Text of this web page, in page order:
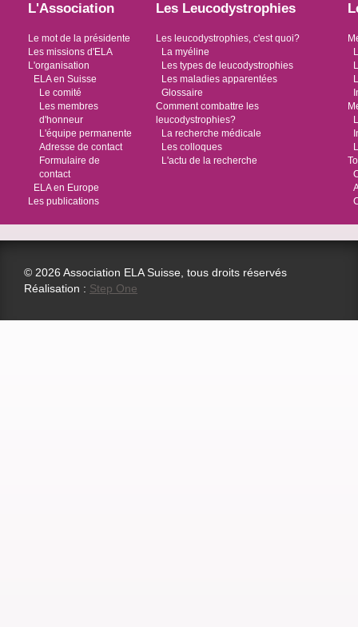
L'Association
Le mot de la présidente
Les missions d'ELA
L'organisation
ELA en Suisse
Le comité
Les membres
d'honneur
L'équipe permanente
Adresse de contact
Formulaire de
contact
ELA en Europe
Les publications
Les Leucodystrophies
Les leucodystrophies, c'est quoi?
La myéline
Les types de leucodystrophies
Les maladies apparentées
Glossaire
Comment combattre les
leucodystrophies?
La recherche médicale
Les colloques
L'actu de la recherche
© 2026 Association ELA Suisse, tous droits réservés
Réalisation : Step One